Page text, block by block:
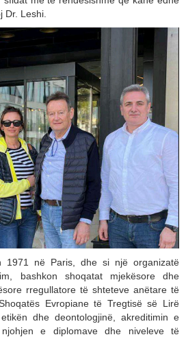
Dr. Leshi.
1971 në Paris, dhe si një organizatë
bashkon shoqatat mjekësore dhe
rregullatore të shteteve anëtare të
Evropiane të Tregtisë së Lirë
dhe deontologjinë, akreditimin e
njohjen e diplomave dhe niveleve të